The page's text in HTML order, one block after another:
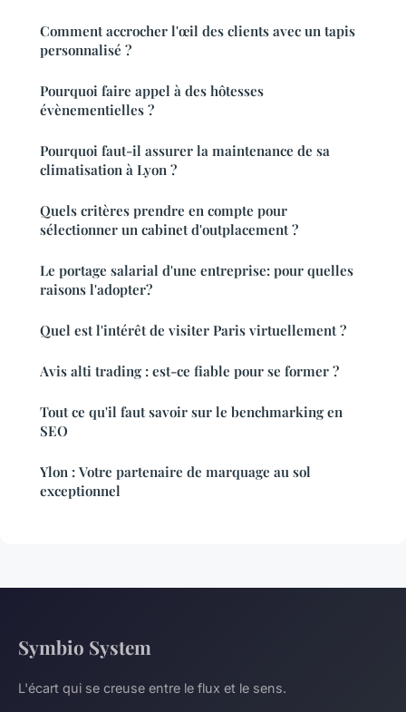
Comment accrocher l'œil des clients avec un tapis
personnalisé ?
Pourquoi faire appel à des hôtesses
évènementielles ?
Pourquoi faut-il assurer la maintenance de sa
climatisation à Lyon ?
Quels critères prendre en compte pour
sélectionner un cabinet d'outplacement ?
Le portage salarial d'une entreprise: pour quelles
raisons l'adopter?
Quel est l'intérêt de visiter Paris virtuellement ?
Avis alti trading : est-ce fiable pour se former ?
Tout ce qu'il faut savoir sur le benchmarking en
SEO
Ylon : Votre partenaire de marquage au sol
exceptionnel
Symbio System
L'écart qui se creuse entre le flux et le sens.